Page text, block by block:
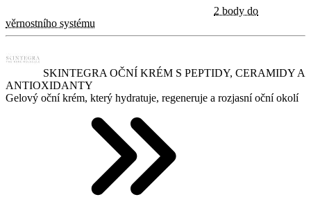
2 body do
věrnostního systému
SKINTEGRA OČNÍ KRÉM S PEPTIDY, CERAMIDY A
ANTIOXIDANTY
Gelový oční krém, který hydratuje, regeneruje a rozjasní oční okolí